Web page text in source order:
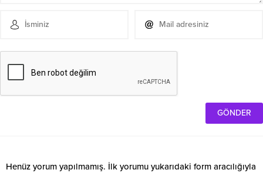
Henüz yorum yapılmamış. İlk yorumu yukarıdaki form aracılığıyla